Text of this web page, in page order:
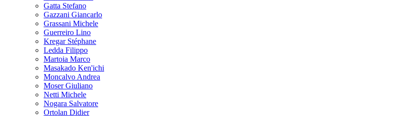
Gatta Stefano
Gazzani Giancarlo
Grassani Michele
Guerreiro Lino
Kregar Stéphane
Ledda Filippo
Martoia Marco
Masakado Ken'ichi
Moncalvo Andrea
Moser Giuliano
Netti Michele
Nogara Salvatore
Ortolan Didier